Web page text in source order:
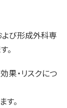
よび形成外科専
。
果・リスクにつ
。